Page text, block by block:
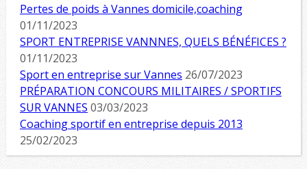
Pertes de poids à Vannes domicile,coaching
01/11/2023
SPORT ENTREPRISE VANNNES, QUELS BÉNÉFICES ?
01/11/2023
Sport en entreprise sur Vannes 26/07/2023
PRÉPARATION CONCOURS MILITAIRES / SPORTIFS
SUR VANNES 03/03/2023
Coaching sportif en entreprise depuis 2013
25/02/2023